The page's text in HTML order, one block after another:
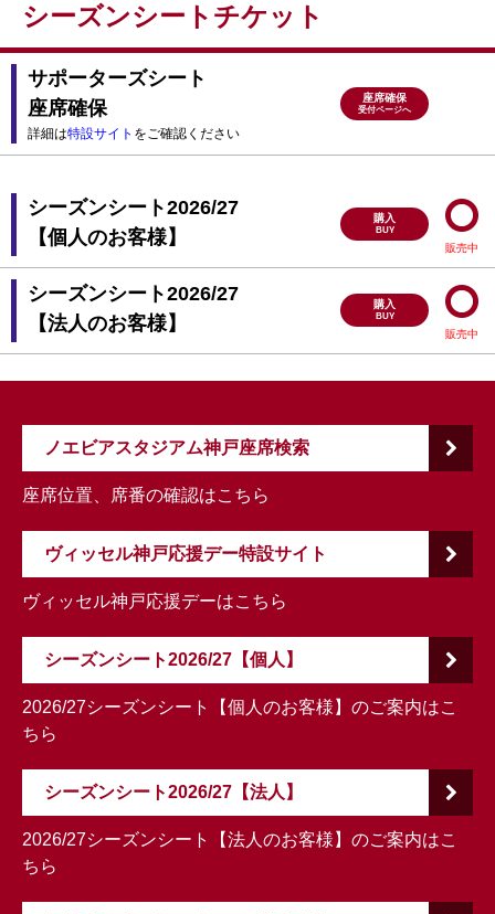
シーズンシートチケット
サポーターズシート
座席確保
詳細は特設サイト をご確認ください
座席確保
受付ページへ
シーズンシート2026/27
【個人のお客様】
購入
BUY
販売中
シーズンシート2026/27
【法人のお客様】
購入
BUY
販売中
ノエビアスタジアム神戸座席検索
座席位置、席番の確認はこちら
ヴィッセル神戸応援デー特設サイト
ヴィッセル神戸応援デーはこちら
シーズンシート2026/27【個人】
2026/27シーズンシート【個人のお客様】のご案内はこ
ちら
シーズンシート2026/27【法人】
2026/27シーズンシート【法人のお客様】のご案内はこ
ちら